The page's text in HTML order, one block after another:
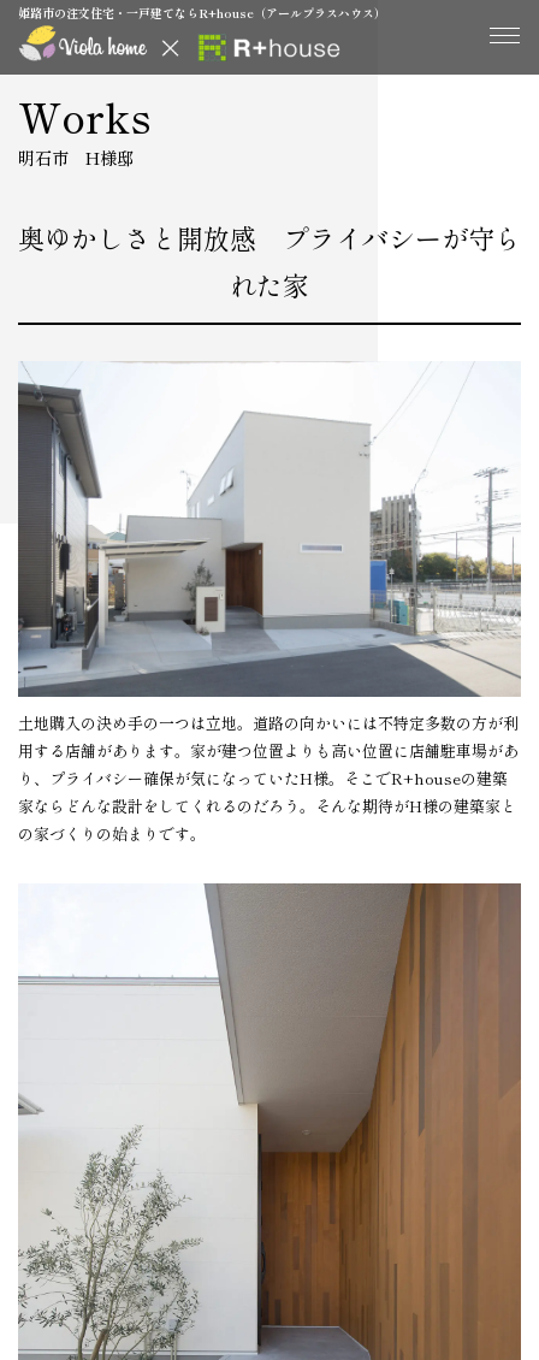
姫路市の注文住宅・一戸建てならR+house（アールプラスハウス）
Works
明石市 H様邸
奥ゆかしさと開放感 プライバシーが守ら
れた家
土地購入の決め手の一つは立地。道路の向かいには不特定多数の方が利
用する店舗があります。家が建つ位置よりも高い位置に店舗駐車場があ
り、プライバシー確保が気になっていたH様。そこでR+houseの建築
家ならどんな設計をしてくれるのだろう。そんな期待がH様の建築家と
の家づくりの始まりです。